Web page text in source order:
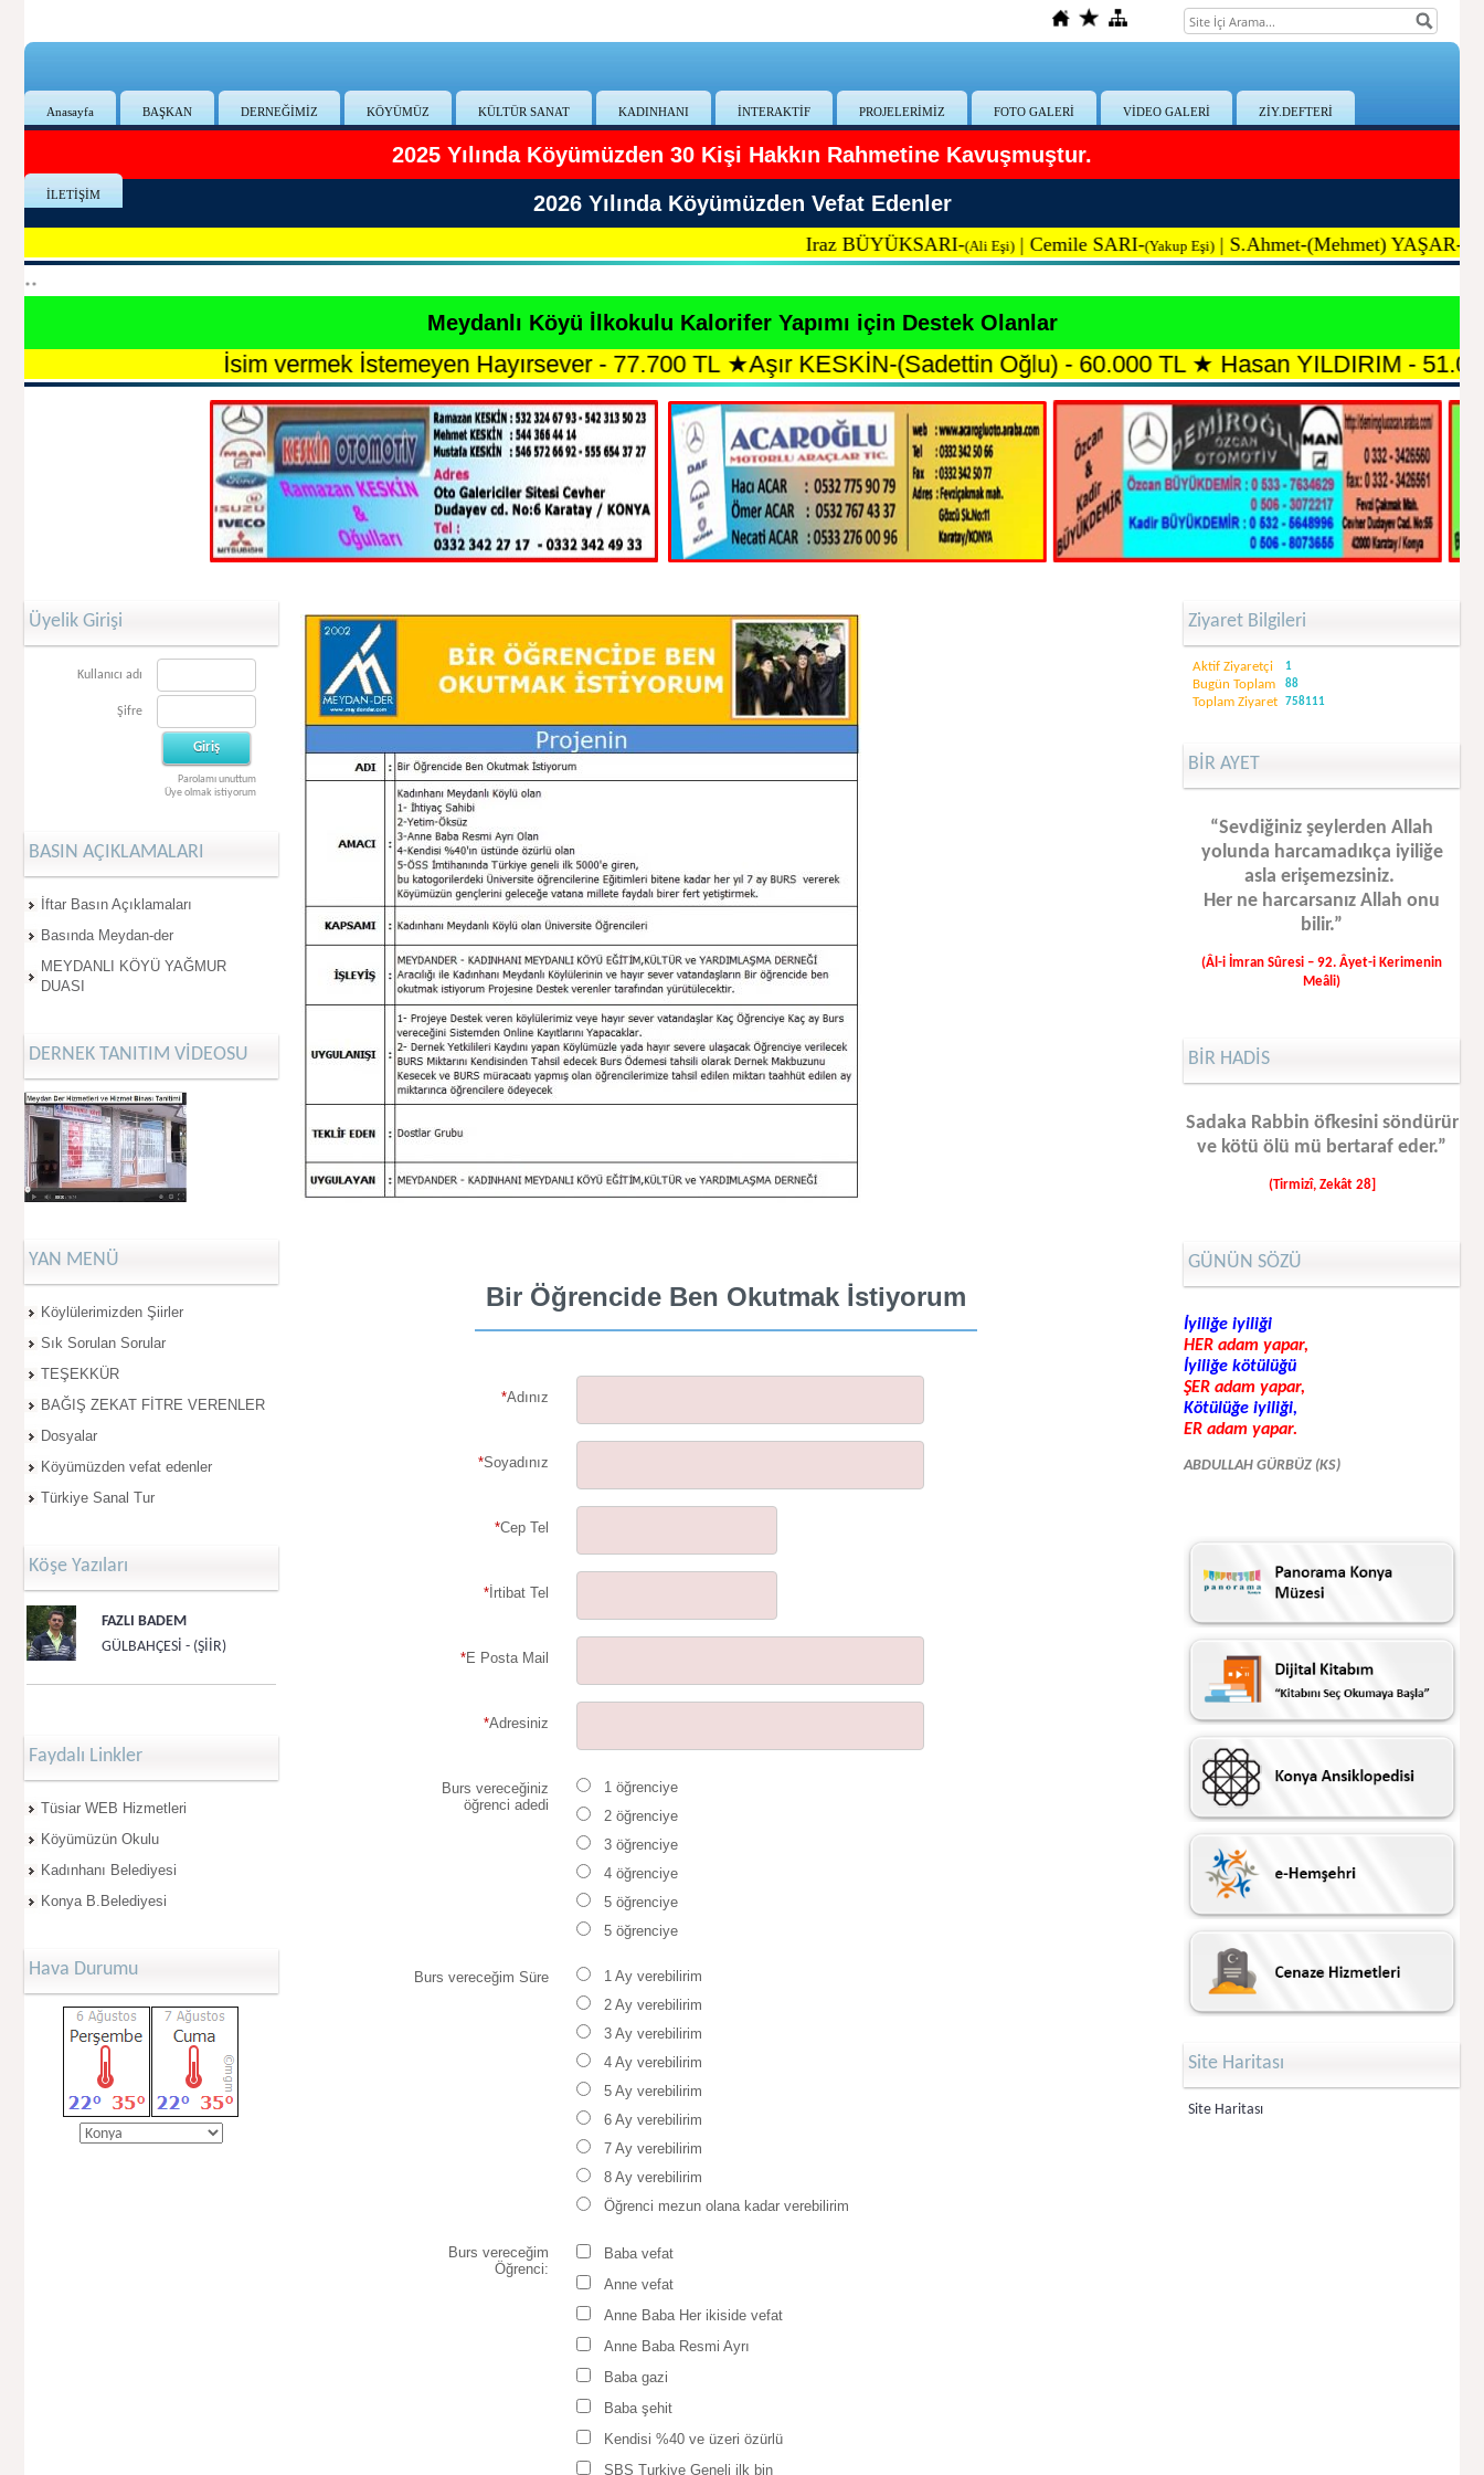
Anasayfa BAŞKAN DERNEĞİMİZ KÖYÜMÜZ KÜLTÜR SANAT KADINHANI İNTERAKTİF PROJELERİMİZ FOTO GALERİ VİDEO GALERİ ZİY.DEFTERİ
İLETİŞİM
2025 Yılında Köyümüzden 30 Kişi Hakkın Rahmetine Kavuşmuştur.
2026 Yılında Köyümüzden Vefat Edenler
Iraz BÜYÜKSARI-(Ali Eşi) |Cemile SARI-(Yakup Eşi) |S.Ahmet-(Mehmet) YAŞAR-(Mehmet
**
Meydanlı Köyü İlkokulu Kalorifer Yapımı için Destek Olanlar
İsim vermek İstemeyen Hayırsever - 77.700 TL★Aşır KESKİN-(Sadettin Oğlu) - 60.000 TL★Hasan YILDIRIM - 51.000 TL★
Üyelik Girişi
Kullanıcı adı
Şifre
Parolamı unuttum
Üye olmak istiyorum
BASIN AÇIKLAMALARI
İftar Basın Açıklamaları
Basında Meydan-der
MEYDANLI KÖYÜ YAĞMUR
DUASI
DERNEK TANITIM VİDEOSU
YAN MENÜ
Köylülerimizden Şiirler
Sık Sorulan Sorular
TEŞEKKÜR
BAĞIŞ ZEKAT FİTRE VERENLER
Dosyalar
Köyümüzden vefat edenler
Türkiye Sanal Tur
Köşe Yazıları
FAZLI BADEM
GÜLBAHÇESİ - (ŞİİR)
Faydalı Linkler
Tüsiar WEB Hizmetleri
Köyümüzün Okulu
Kadınhanı Belediyesi
Konya B.Belediyesi
Hava Durumu
Bir Öğrencide Ben Okutmak İstiyorum
*Adınız
*Soyadınız
*Cep Tel
* İrtibat Tel
*E Posta Mail
*Adresiniz
Burs vereceğiniz
öğrenci adedi
1 öğrenciye
2 öğrenciye
3 öğrenciye
4 öğrenciye
5 öğrenciye
5 öğrenciye
Burs vereceğim Süre
1 Ay verebilirim
2 Ay verebilirim
3 Ay verebilirim
4 Ay verebilirim
5 Ay verebilirim
6 Ay verebilirim
7 Ay verebilirim
8 Ay verebilirim
Öğrenci mezun olana kadar verebilirim
Burs vereceğim
Öğrenci:
Baba vefat
Anne vefat
Anne Baba Her ikiside vefat
Anne Baba Resmi Ayrı
Baba gazi
Baba şehit
Kendisi %40 ve üzeri özürlü
SBS Turkiye Geneli ilk bin
Ziyaret Bilgileri
Aktif Ziyaretçi 1
Bugün Toplam 88
Toplam Ziyaret 758111
BİR AYET
“Sevdiğiniz şeylerden Allah
yolunda harcamadıkça iyiliğe
asla erişemezsiniz.
Her ne harcarsanız Allah onu
bilir.”
(Âl-i İmran Sûresi – 92. Âyet-i Kerimenin
Meâli)
BİR HADİS
Sadaka Rabbin öfkesini söndürür
ve kötü ölü mü bertaraf eder.”
(Tirmizî, Zekât 28]
GÜNÜN SÖZÜ
İyiliğe iyiliği
HER adam yapar,
İyiliğe kötülüğü
ŞER adam yapar,
Kötülüğe iyiliği,
ER adam yapar.
ABDULLAH GÜRBÜZ (KS)
Site Haritası
Site Haritası